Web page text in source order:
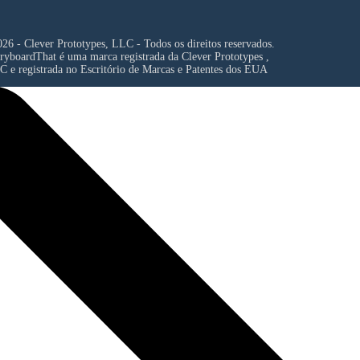
- Clever Prototypes, LLC - Todos os direitos reservados.
é uma marca registrada da Clever Prototypes ,
e registrada no Escritório de Marcas e Patentes dos EUA